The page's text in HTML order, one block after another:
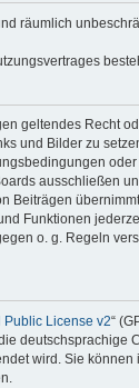
räumlich
geltendes Recht
und Bilder zu
ausschließen
Beiträgen
Funktionen
o. g. Regeln
Public License v2“
deutschsprachige
wird. Sie